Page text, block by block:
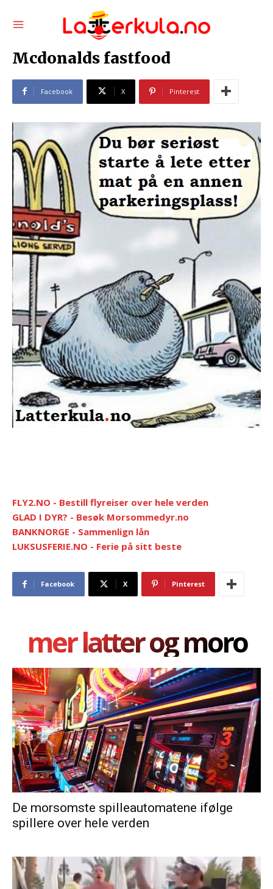
Mcdonalds fastfood
Facebook X Pinterest
FLY2.NO - Bestill flyreiser over hele verden
GLAD I DYR? - Besøk Morsommedyr.no
BANKNORGE - Sammenlign lån
LUKSUSFERIE.NO - Ferie på sitt beste
Facebook X Pinterest
mer latter og moro
De morsomste spilleautomatene ifølge
spillere over hele verden